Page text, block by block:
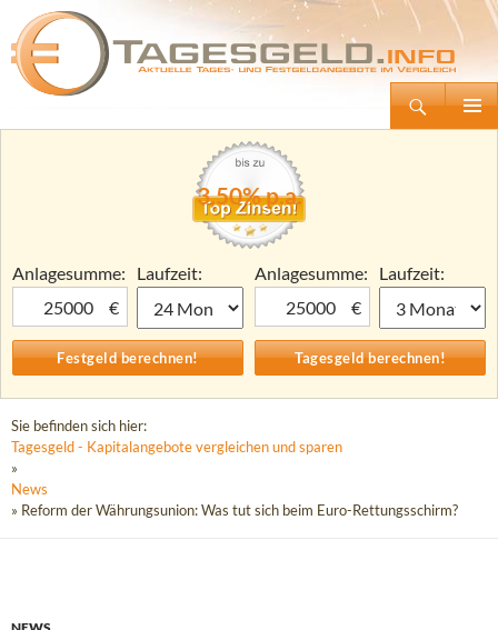
Tagesgeld.info – Tagesgeldkonten vergleichen und Tagesgeld-Zinsen berechnen
Zum
3,50% p.a.
Anlagesumme:
€
Laufzeit:
Anlagesumme:
€
Laufzeit:
Sie befinden sich hier:
Tagesgeld - Kapitalangebote vergleichen und sparen
»
News
» Reform der Währungsunion: Was tut sich beim Euro-Rettungsschirm?